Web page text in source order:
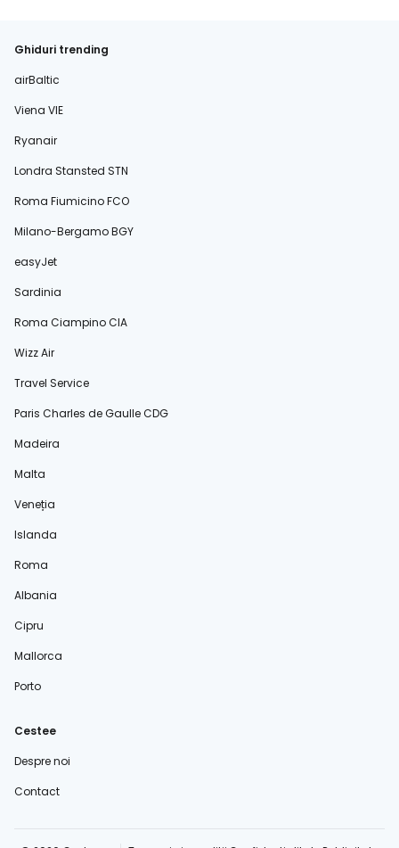
Ghiduri trending
airBaltic
Viena VIE
Ryanair
Londra Stansted STN
Roma Fiumicino FCO
Milano-Bergamo BGY
easyJet
Sardinia
Roma Ciampino CIA
Wizz Air
Travel Service
Paris Charles de Gaulle CDG
Madeira
Malta
Veneția
Islanda
Roma
Albania
Cipru
Mallorca
Porto
Cestee
Despre noi
Contact